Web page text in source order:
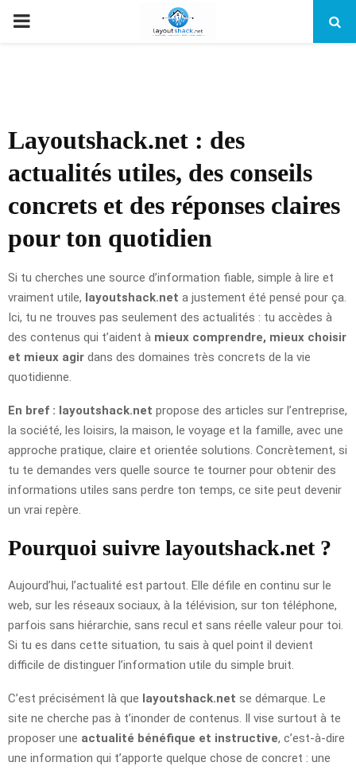
PRIMARY
Layoutshack.net : des
actualités utiles, des conseils
concrets et des réponses claires
pour ton quotidien
Si tu cherches une source d’information fiable, simple à lire et
vraiment utile, layoutshack.net a justement été pensé pour ça.
Ici, tu ne trouves pas seulement des actualités : tu accèdes à
des contenus qui t’aident à mieux comprendre, mieux choisir
et mieux agir dans des domaines très concrets de la vie
quotidienne.
En bref : layoutshack.net propose des articles sur l’entreprise,
la société, les loisirs, la maison, le voyage et la famille, avec une
approche pratique, claire et orientée solutions. Concrètement, si
tu te demandes vers quelle source te tourner pour obtenir des
informations utiles sans perdre ton temps, ce site peut devenir
un vrai repère.
Pourquoi suivre layoutshack.net ?
Aujourd’hui, l’actualité est partout. Elle défile en continu sur le
web, sur les réseaux sociaux, à la télévision, sur ton téléphone,
parfois sans hiérarchie, sans recul et sans réelle valeur pour toi.
Si tu es dans cette situation, tu sais à quel point il devient
difficile de distinguer l’information utile du simple bruit.
C’est précisément là que layoutshack.net se démarque. Le
site ne cherche pas à t’inonder de contenus. Il vise surtout à te
proposer une actualité bénéfique et instructive, c’est-à-dire
une information qui t’apporte quelque chose de concret : une